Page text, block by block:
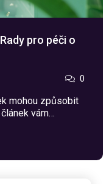
pro péči o
0
mohou způsobit
vám
od správné
technologie.